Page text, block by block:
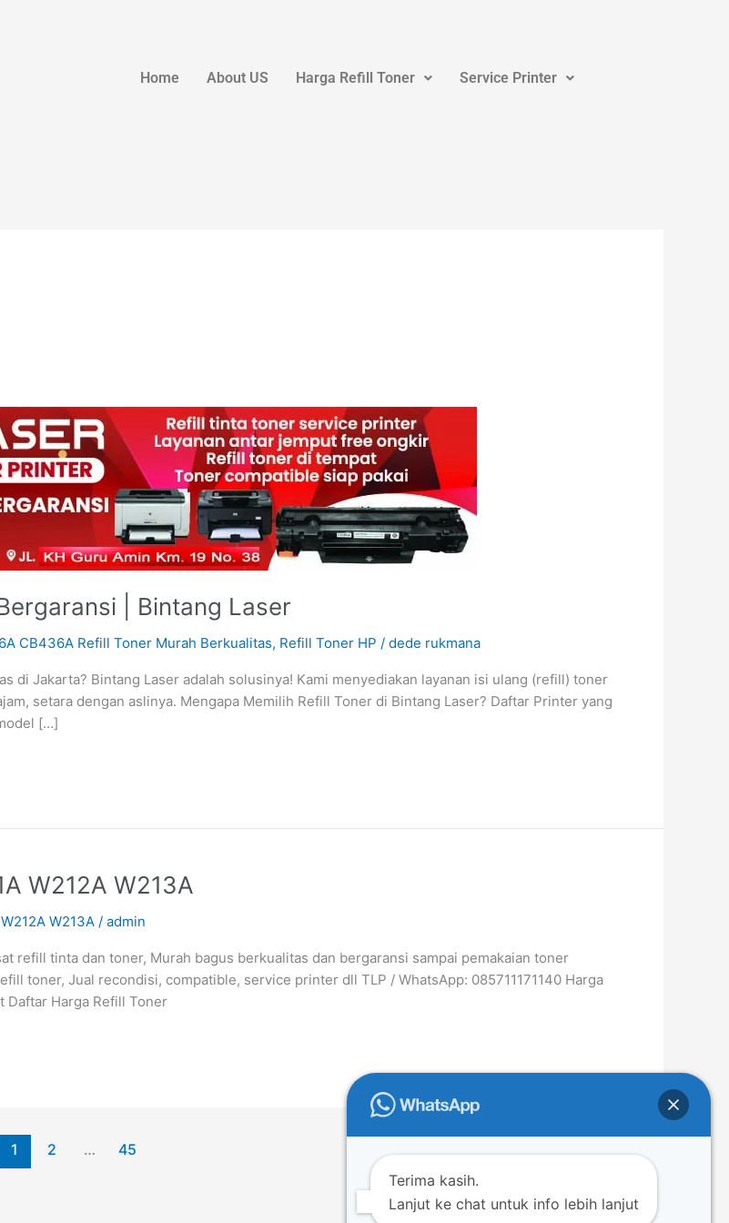
Home
About US Harga Refill Toner Service Printer
| Bintang Laser
CB436A Refill Toner Murah Berkualitas, Refill Toner HP / dede rukmana
di Jakarta? Bintang Laser adalah solusinya! Kami menyediakan layanan isi ulang (refill) toner
setara dengan aslinya. Mengapa Memilih Refill Toner di Bintang Laser? Daftar Printer yang
[…]
W212A W213A
W213A / admin
refill tinta dan toner, Murah bagus berkualitas dan bergaransi sampai pemakaian toner
toner, Jual recondisi, compatible, service printer dll TLP / WhatsApp: 085711171140 Harga
Daftar Harga Refill Toner
1 2 … 45
Terima kasih.
Lanjut ke chat untuk info lebih lanjut